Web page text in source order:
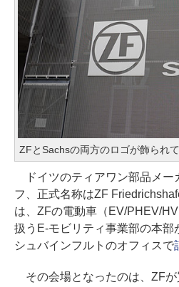
ZFとSachsの両方のロゴが飾られ
ドイツのティアワン部品メー
フ、正式名称はZF
は、ZFの電動車（EV/PHEV/
扱うE-モビリティ事業部の本部
シュバインフルトのオフィスで
その会場となったのは、ZFが